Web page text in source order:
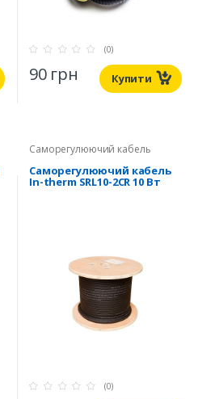
(0)
90 грн Купити
Саморегулюючий кабель
Саморегулюючий кабель
In-therm SRL10-2CR 10 Вт
(0)